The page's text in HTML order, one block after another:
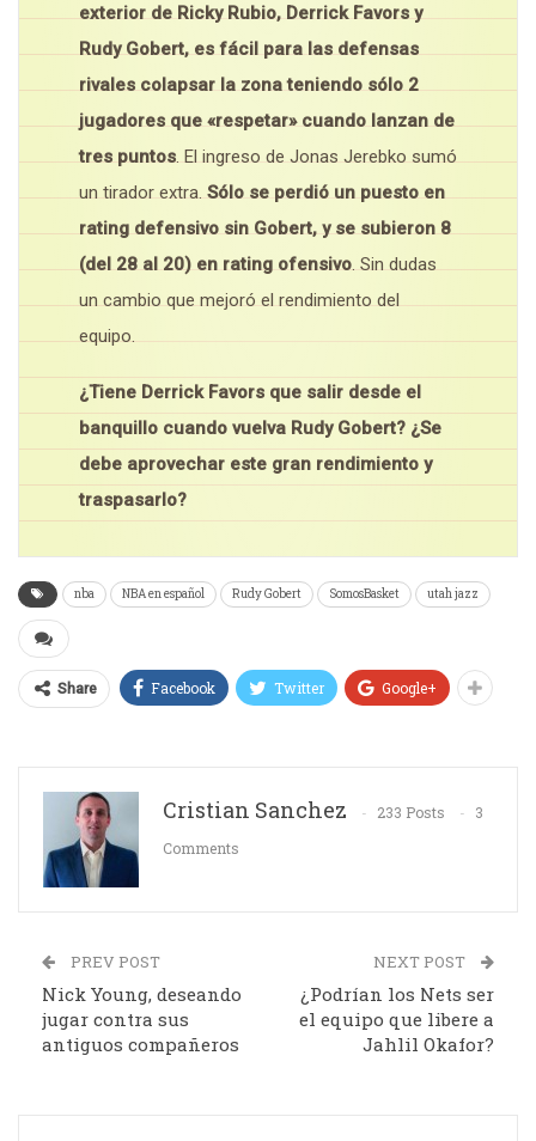
exterior de Ricky Rubio, Derrick Favors y
Rudy Gobert, es fácil para las defensas
rivales colapsar la zona teniendo sólo 2
jugadores que «respetar» cuando lanzan de
tres puntos. El ingreso de Jonas Jerebko sumó
un tirador extra. Sólo se perdió un puesto en
rating defensivo sin Gobert, y se subieron 8
(del 28 al 20) en rating ofensivo. Sin dudas
un cambio que mejoró el rendimiento del
equipo.
¿Tiene Derrick Favors que salir desde el
banquillo cuando vuelva Rudy Gobert? ¿Se
debe aprovechar este gran rendimiento y
traspasarlo?
nba NBA en español Rudy Gobert SomosBasket utah jazz
Share Facebook Twitter Google+
Cristian Sanchez 233 Posts
3
Comments
PREV POST
Nick Young, deseando
jugar contra sus
antiguos compañeros
NEXT POST
¿Podrían los Nets ser
el equipo que libere a
Jahlil Okafor?